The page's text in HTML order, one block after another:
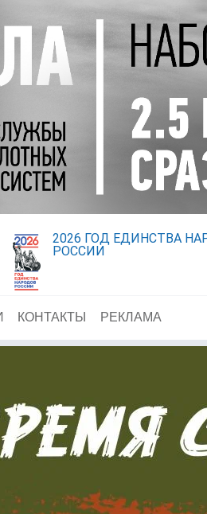
2026 ГОД ЕДИНСТВА
РОССИИ
КОНТАКТЫ РЕКЛАМА